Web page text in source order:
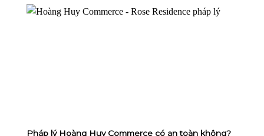
Pháp lý Hoàng Huy Commerce có an toàn không?